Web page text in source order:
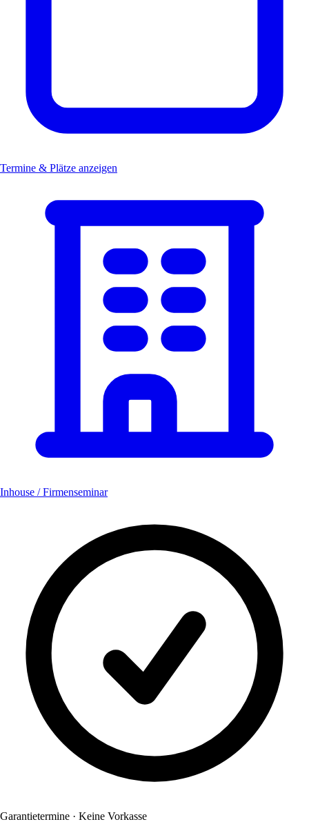
Termine & Plätze anzeigen
Inhouse / Firmenseminar
Garantietermine · Keine Vorkasse